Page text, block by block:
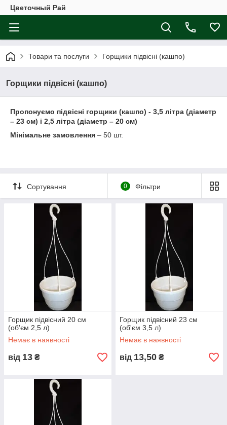
Цветочный Рай
Товари та послуги Горщики підвісні (кашпо)
Горщики підвісні (кашпо)
Пропонуємо підвісні горщики (кашпо) - 3,5 літра (діаметр
– 23 см) і 2,5 літра (діаметр – 20 см)
Мінімальне замовлення – 50 шт.
Сортування 0 Фільтри
Горщик підвісний 20 см
(об'єм 2,5 л)
Немає в наявності
від 13 ₴
Горщик підвісний 23 см
(об'єм 3,5 л)
Немає в наявності
від 13,50 ₴